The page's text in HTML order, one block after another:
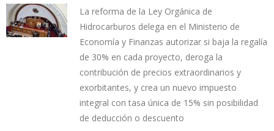
La reforma de la Ley Orgánica de
Hidrocarburos delega en el Ministerio de
Economía y Finanzas autorizar si baja la regalía
de 30% en cada proyecto, deroga la
contribución de precios extraordinarios y
exorbitantes, y crea un nuevo impuesto
integral con tasa única de 15% sin posibilidad
de deducción o descuento